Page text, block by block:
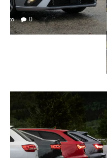
Pruebas
Probamos el